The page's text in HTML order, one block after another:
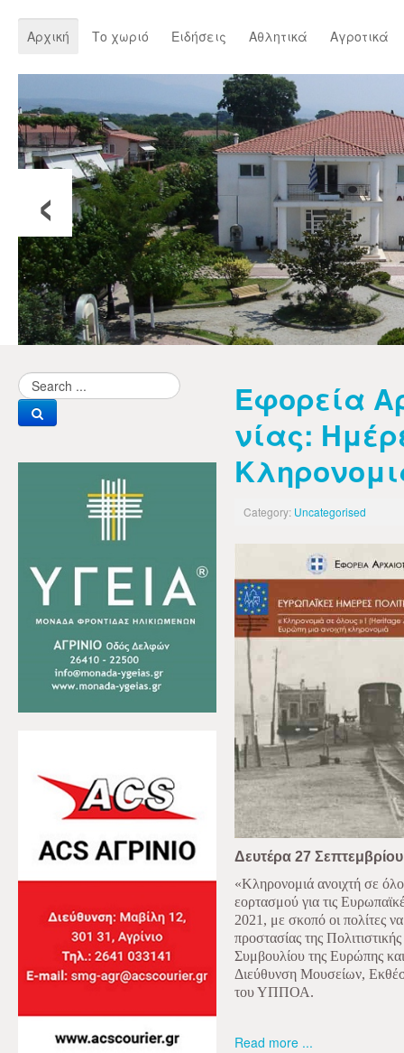
Αρχική Το χωριό Ειδήσεις Αθλητικά Αγροτικά
‹
Εφορεία
νίας:
Category: Uncategorised
Δευτέρα 27
«Κληρονομιά ανοιχτή σε
εορτασμού για τις
2021, με σκοπό οι πολίτες
προστασίας της
Συμβουλίου της Ευρώπης
Διεύθυνση Μουσείων,
του ΥΠΠΟΑ.
Read more ...